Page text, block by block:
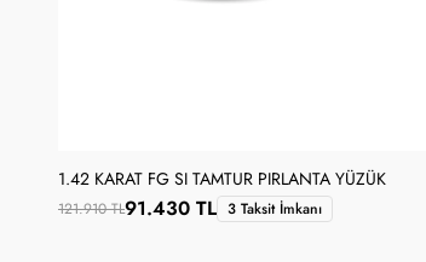
1.42 KARAT FG SI TAMTUR PIRLANTA YÜZÜK
121.910 TL91.430 TL 3 Taksit İmkanı